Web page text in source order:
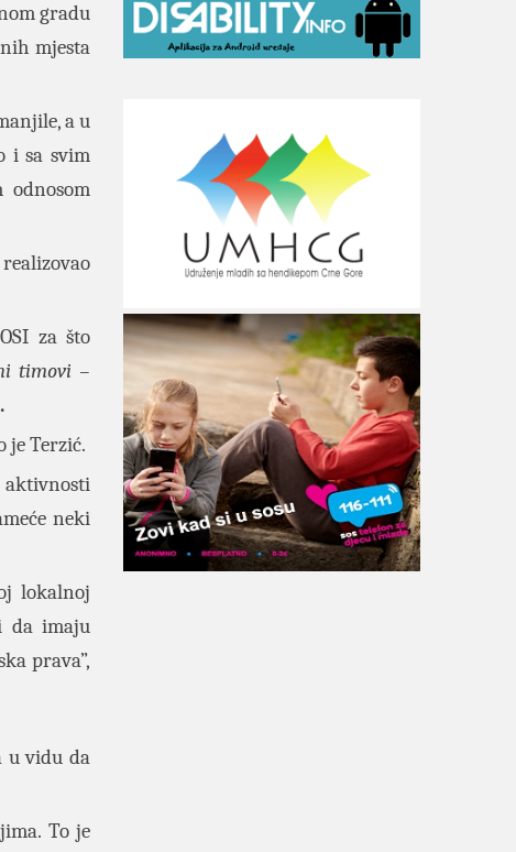
gradu
mjesta
a u
i sa svim
odnosom
za što
timovi –
je Terzić.
aktivnosti
neki
lokalnoj
da imaju
prava”,
u vidu da
To je